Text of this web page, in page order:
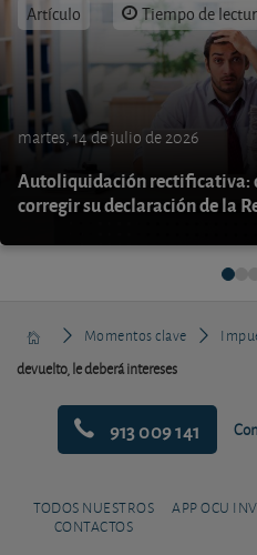
Artículo Tiempo de
martes, 14 de julio de 2026
Autoliquidación rectificativa:
corregir su declaración de la
Momentos clave
devuelto, le deberá intereses
913 009 141
TODOS NUESTROS
CONTACTOS
APP OCU